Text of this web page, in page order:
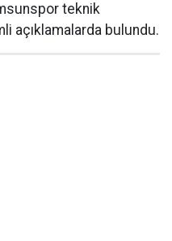
teknik
açıklamalarda bulundu.